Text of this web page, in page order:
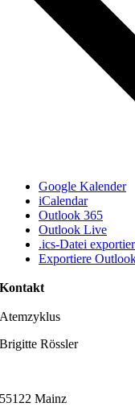
Google Kalender
iCalendar
Outlook 365
Outlook Live
.ics-Datei
Exportiere
Kontakt
Atemzyklus
Brigitte Rössler
55122 Mainz